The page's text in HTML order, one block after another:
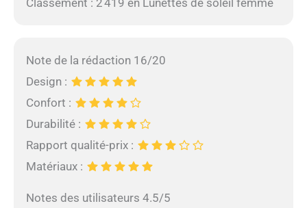
Note de la rédaction 16/20
Design :
Confort :
Durabilité :
Rapport qualité-prix :
Matériaux :
Notes des utilisateurs 4.5/5